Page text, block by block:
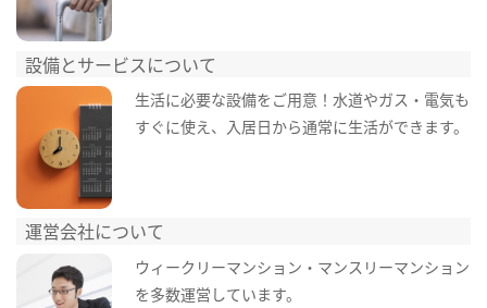
設備とサービスについて
生活に必要な設備をご用意！水道やガス・電気も
すぐに使え、入居日から通常に生活ができます。
運営会社について
ウィークリーマンション・マンスリーマンション
を多数運営しています。